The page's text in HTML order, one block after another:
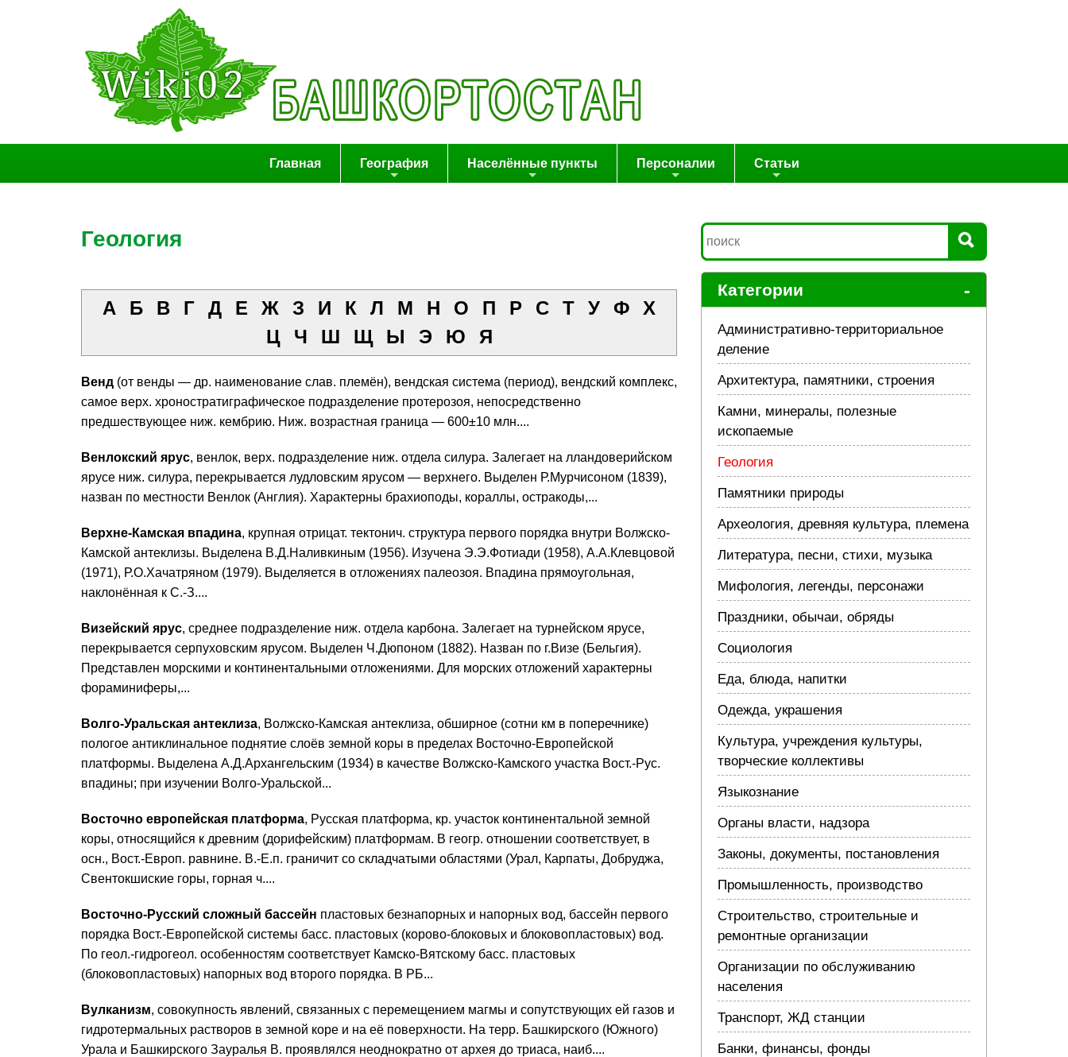
Главная География Населённые пункты Персоналии Статьи
Геология
А Б В Г Д Е Ж З И К Л М Н О П Р С Т У Ф
Х
Ц
Ч Ш Щ Ы Э Ю Я
Венд (от венды — др. наименование слав. племён), вендская система (период), вендский комплекс,
самое верх. хроностратиграфическое подразделение протерозоя, непосредственно
предшествующее ниж. кембрию. Ниж. возрастная граница — 600±10 млн....
Венлокский ярус, венлок, верх. подразделение ниж. отдела силура. Залегает на лландоверийском
ярусе ниж. силура, перекрывается лудловским ярусом — верхнего. Выделен Р.Мурчисоном (1839),
назван по местности Венлок (Англия). Характерны брахиоподы, кораллы, остракоды,...
Верхне-Камская впадина, крупная отрицат. тектонич. структура первого порядка внутри Волжско-
Камской антеклизы. Выделена В.Д.Наливкиным (1956). Изучена Э.Э.Фотиади (1958), А.А.Клевцовой
(1971), Р.О.Хачатряном (1979). Выделяется в отложениях палеозоя. Впадина прямоугольная,
наклонённая к С.-З....
Визейский ярус, среднее подразделение ниж. отдела карбона. Залегает на турнейском ярусе,
перекрывается серпуховским ярусом. Выделен Ч.Дюпоном (1882). Назван по г.Визе (Бельгия).
Представлен морскими и континентальными отложениями. Для морских отложений характерны
фораминиферы,...
Волго-Уральская антеклиза, Волжско-Камская антеклиза, обширное (сотни км в поперечнике)
пологое антиклинальное поднятие слоёв земной коры в пределах Восточно-Европейской
платформы. Выделена А.Д.Архангельским (1934) в качестве Волжско-Камского участка Вост.-Рус.
впадины; при изучении Волго-Уральской...
Восточно европейская платформа, Русская платформа, кр. участок континентальной земной
коры, относящийся к древним (дорифейским) платформам. В геогр. отношении соответствует, в
осн., Вост.-Европ. равнине. В.-Е.п. граничит со складчатыми областями (Урал, Карпаты, Добруджа,
Свентокшиские горы, горная ч....
Восточно-Русский сложный бассейн пластовых безнапорных и напорных вод, бассейн первого
порядка Вост.-Европейской системы басс. пластовых (корово-блоковых и блоковопластовых) вод.
По геол.-гидрогеол. особенностям соответствует Камско-Вятскому басс. пластовых
(блоковопластовых) напорных вод второго порядка. В РБ...
Вулканизм, совокупность явлений, связанных с перемещением магмы и сопутствующих ей газов и
гидротермальных растворов в земной коре и на её поверхности. На терр. Башкирского (Южного)
Урала и Башкирского Зауралья В. проявлялся неоднократно от архея до триаса, наиб....
Категории -
Административно-территориальное
деление
Архитектура, памятники, строения
Камни, минералы, полезные
ископаемые
Геология
Памятники природы
Археология, древняя культура, племена
Литература, песни, стихи, музыка
Мифология, легенды, персонажи
Праздники, обычаи, обряды
Социология
Еда, блюда, напитки
Одежда, украшения
Культура, учреждения культуры,
творческие коллективы
Языкознание
Органы власти, надзора
Законы, документы, постановления
Промышленность, производство
Строительство, строительные и
ремонтные организации
Организации по обслуживанию
населения
Транспорт, ЖД станции
Банки, финансы, фонды